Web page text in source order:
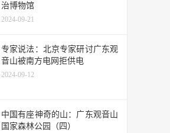
治博物馆
2024-09-21
专家说法：北京专家研讨广东观
音山被南方电网拒供电
2024-09-12
中国有座神奇的山：广东观音山
国家森林公园（四）